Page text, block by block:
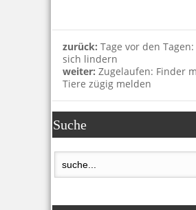
zurück: Tage vor den
sich lindern
weiter: Zugelaufen: Finder
Tiere zügig melden
Suche